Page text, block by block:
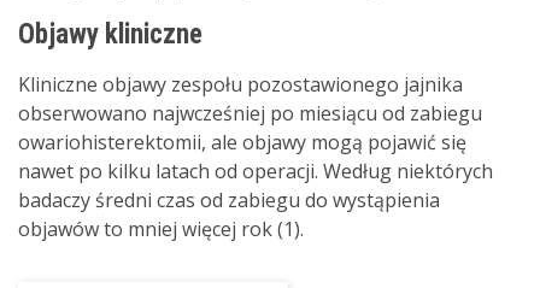
Objawy kliniczne
Kliniczne objawy zespołu pozostawionego jajnika
obserwowano najwcześniej po miesiącu od zabiegu
owariohisterektomii, ale objawy mogą pojawić się
nawet po kilku latach od operacji. Według niektórych
badaczy średni czas od zabiegu do wystąpienia
objawów to mniej więcej rok (1).